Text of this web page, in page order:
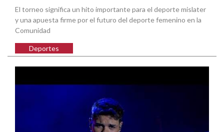
El torneo significa un hito importante para el deporte mislater
y una apuesta firme por el futuro del deporte femenino en la
Comunidad
Deportes